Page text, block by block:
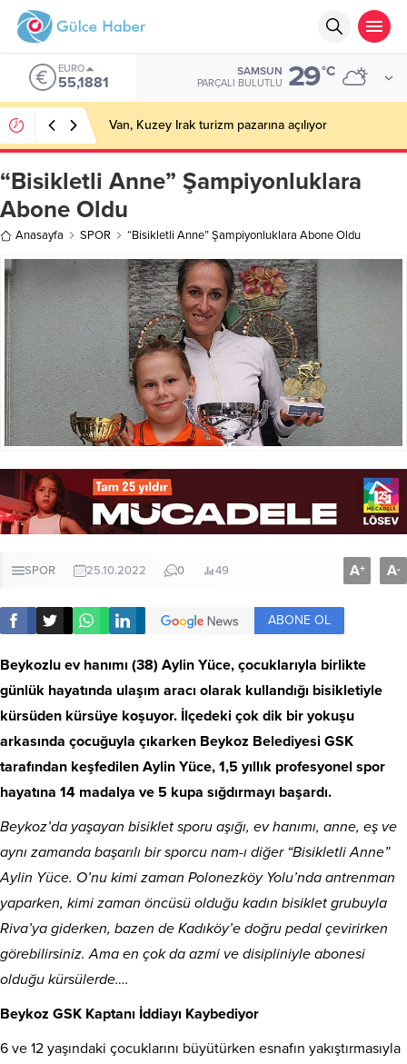
EURO
55,1881
SAMSUN
PARÇALI BULUTLU 29°C
Van, Kuzey Irak turizm pazarına açılıyor
“Bisikletli Anne” Şampiyonluklara
Abone Oldu
Anasayfa SPOR “Bisikletli Anne” Şampiyonluklara Abone Oldu
SPOR 25.10.2022 0 49 A+ A-
ABONE OL
Beykozlu ev hanımı (38) Aylin Yüce, çocuklarıyla birlikte
günlük hayatında ulaşım aracı olarak kullandığı bisikletiyle
kürsüden kürsüye koşuyor. İlçedeki çok dik bir yokuşu
arkasında çocuğuyla çıkarken Beykoz Belediyesi GSK
tarafından keşfedilen Aylin Yüce, 1,5 yıllık profesyonel spor
hayatına 14 madalya ve 5 kupa sığdırmayı başardı.
Beykoz’da yaşayan bisiklet sporu aşığı, ev hanımı, anne, eş ve
aynı zamanda başarılı bir sporcu nam-ı diğer “Bisikletli Anne”
Aylin Yüce. O’nu kimi zaman Polonezköy Yolu’nda antrenman
yaparken, kimi zaman öncüsü olduğu kadın bisiklet grubuyla
Riva’ya giderken, bazen de Kadıköy’e doğru pedal çevirirken
görebilirsiniz. Ama en çok da azmi ve disipliniyle abonesi
olduğu kürsülerde….
Beykoz GSK Kaptanı İddiayı Kaybediyor
6 ve 12 yaşındaki çocuklarını büyütürken esnafın yakıştırmasıyla